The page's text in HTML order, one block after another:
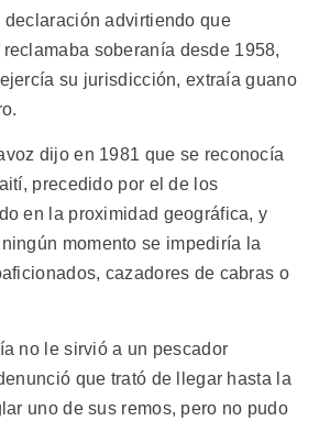
declaración advirtiendo que
soberanía desde 1958,
su jurisdicción, extraía guano
dijo en 1981 que se reconocía
precedido por el de los
en la proximidad geográfica, y
momento se impediría la
cazadores de cabras o
no le sirvió a un pescador
que trató de llegar hasta la
uno de sus remos, pero no pudo